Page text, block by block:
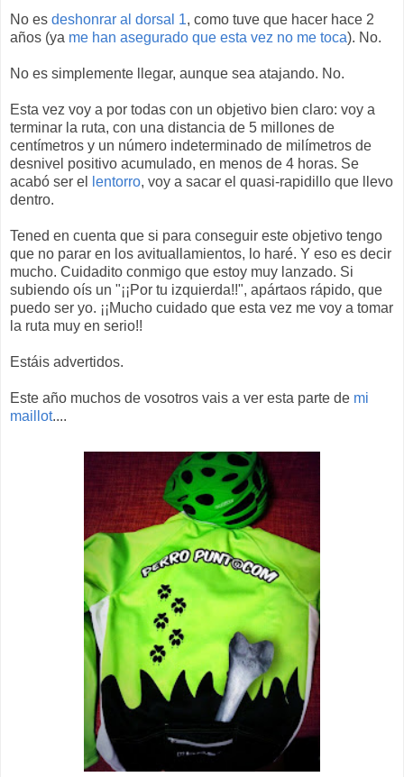
No es deshonrar al dorsal 1, como tuve que hacer hace 2
años (ya me han asegurado que esta vez no me toca). No.
No es simplemente llegar, aunque sea atajando. No.
Esta vez voy a por todas con un objetivo bien claro: voy a
terminar la ruta, con una distancia de 5 millones de
centímetros y un número indeterminado de milímetros de
desnivel positivo acumulado, en menos de 4 horas. Se
acabó ser el
lentorro, voy a sacar el quasi-rapidillo que llevo
dentro.
Tened en cuenta que si para conseguir este objetivo tengo
que no parar en los avituallamientos, lo haré. Y eso es decir
mucho. Cuidadito conmigo que estoy muy lanzado. Si
subiendo oís un "¡¡Por tu izquierda!!", apártaos rápido, que
puedo ser yo. ¡¡Mucho cuidado que esta vez me voy a tomar
la ruta muy en serio!!
Estáis advertidos.
Este año muchos de vosotros vais a ver esta parte de mi
maillot....